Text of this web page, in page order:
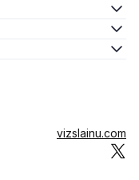
vizslainu.com